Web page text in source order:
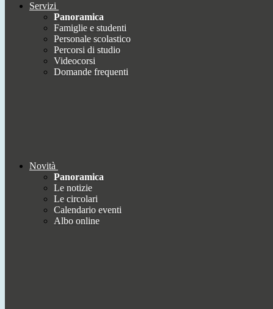
Servizi
Panoramica
Famiglie e studenti
Personale scolastico
Percorsi di studio
Videocorsi
Domande frequenti
Novità
Panoramica
Le notizie
Le circolari
Calendario eventi
Albo online